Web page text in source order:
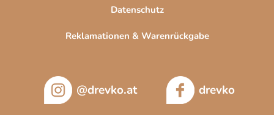
Datenschutz
Reklamationen & Warenrückgabe
@drevko.at drevko